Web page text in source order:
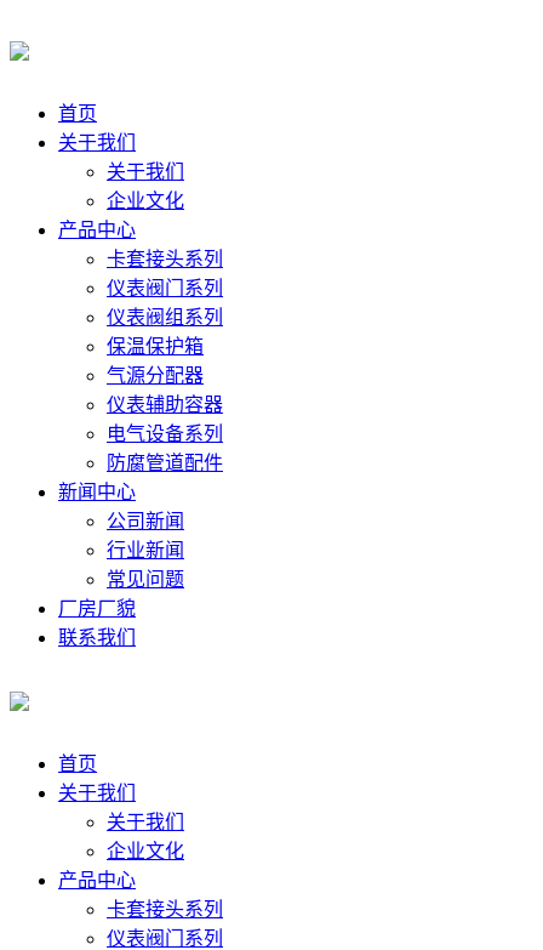
首页
关于我们
关于我们
企业文化
产品中心
卡套接头系列
仪表阀门系列
仪表阀组系列
保温保护箱
气源分配器
仪表辅助容器
电气设备系列
防腐管道配件
新闻中心
公司新闻
行业新闻
常见问题
厂房厂貌
联系我们
首页
关于我们
关于我们
企业文化
产品中心
卡套接头系列
仪表阀门系列